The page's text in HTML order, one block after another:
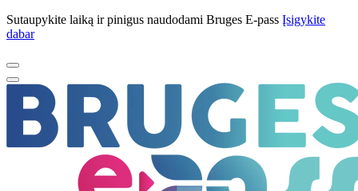
Sutaupykite laiką ir pinigus naudodami Bruges E-pass Įsigykite
dabar